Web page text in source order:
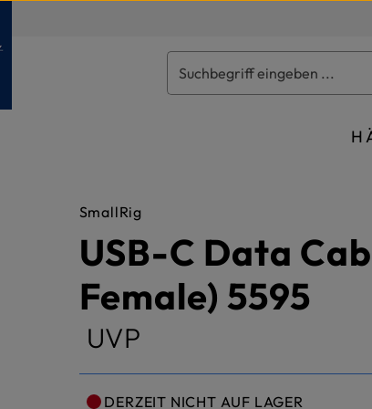
SmallRig
USB-C Data
Female) 5595
UVP
DERZEIT NICHT AUF LAGER